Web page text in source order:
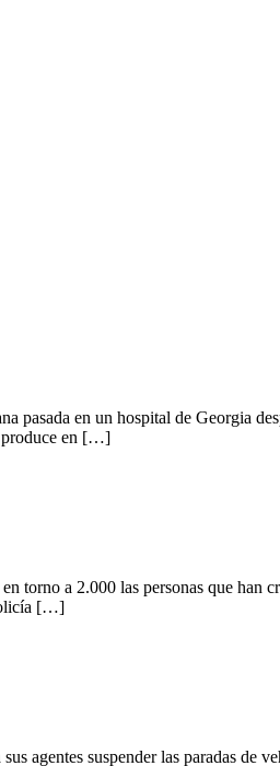
pasada en un hospital de Georgia
produce en […]
torno a 2.000 las personas que han
[…]
agentes suspender las paradas de